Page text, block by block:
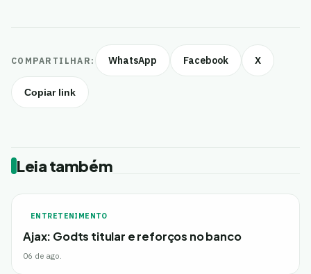
COMPARTILHAR: WhatsApp Facebook X
Copiar link
Leia também
ENTRETENIMENTO
Ajax: Godts titular e reforços no banco
06 de ago.